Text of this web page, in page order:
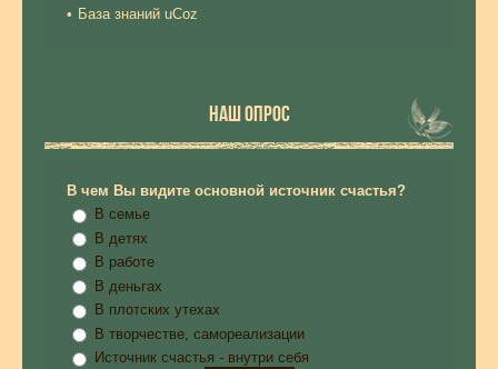
База знаний uCoz
НАШ ОПРОС
В чем Вы видите основной источник счастья?
В семье
В детях
В работе
В деньгах
В плотских утехах
В творчестве, самореализации
Источник счастья - внутри себя